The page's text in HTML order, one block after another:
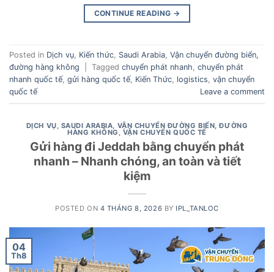
CONTINUE READING →
Posted in Dịch vụ Kiến thức Saudi Arabia Vận chuyển đường biển,
đường hàng không
Tagged chuyển phát nhanh chuyển phát
nhanh quốc tế gửi hàng quốc tế Kiến Thức logistics vận chuyển
quốc tế
Leave a comment
DỊCH VỤ SAUDI ARABIA VẬN CHUYỂN ĐƯỜNG BIỂN, ĐƯỜNG
HÀNG KHÔNG VẬN CHUYỂN QUỐC TẾ
Gửi hàng đi Jeddah bằng chuyển phát
nhanh – Nhanh chóng, an toàn và tiết
kiệm
POSTED ON 4 THÁNG 8, 2026 BY IPL_TANLOC
04
Th8